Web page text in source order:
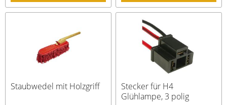
Staubwedel mit Holzgriff
Stecker für H4
Glühlampe, 3 polig